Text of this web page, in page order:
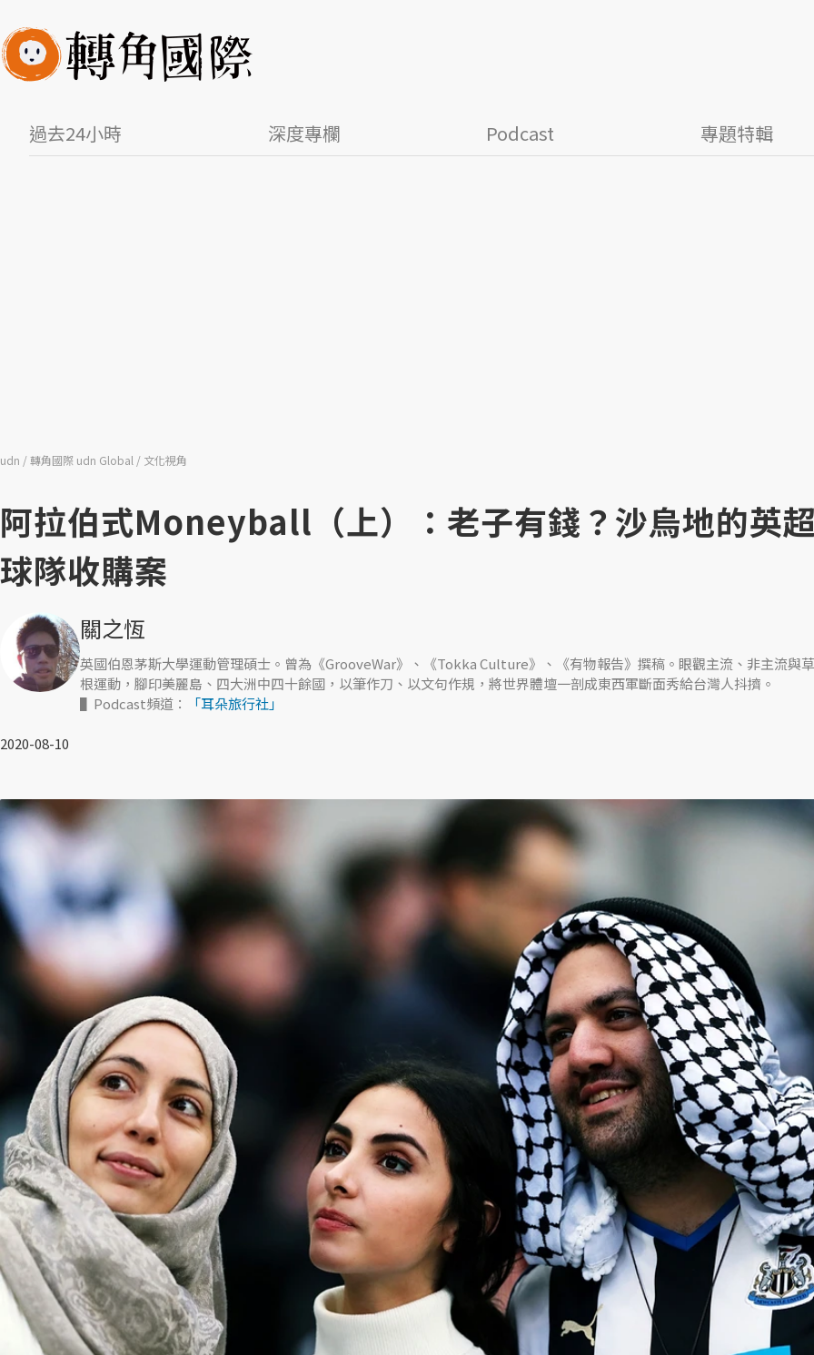
過去24小時 深度專欄 Podcast 專題特輯
udn 轉角國際 udn Global 文化視角
阿拉伯式Moneyball（上）：老子有錢？沙烏地的英
球隊收購案
關之恆
英國伯恩茅斯大學運動管理碩士。曾為《GrooveWar》、《Tokka Culture》、《有物報告》撰稿。眼觀主流、非主流與草
根運動，腳印美麗島、四大洲中四十餘國，以筆作刀、以文句作規，將世界體壇一剖成東西軍斷面秀給台灣人抖擠。
▌Podcast頻道：
「耳朵旅行社」
2020-08-10